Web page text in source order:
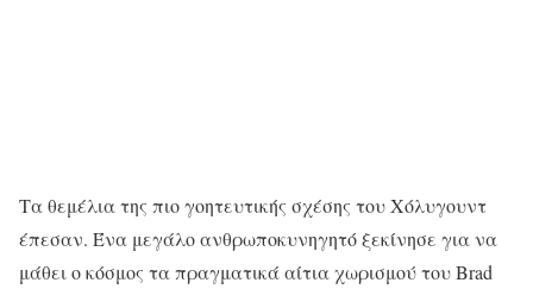
Τα θεμέλια της πιο γοητευτικής σχέσης του Χόλυγουντ
έπεσαν. Ένα μεγάλο ανθρωποκυνηγητό ξεκίνησε για να
μάθει ο κόσμος τα πραγματικά αίτια χωρισμού του Brad